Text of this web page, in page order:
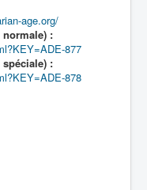
age.org/
:
877
:
878